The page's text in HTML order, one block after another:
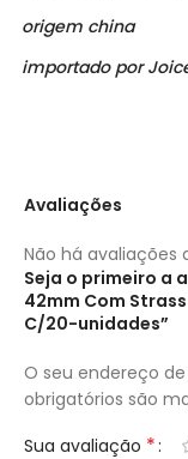
origem china
importado por
Avaliações
Não há avaliações
Seja o primeiro a
42mm Com Strass
C/20-unidades”
O seu endereço
obrigatórios são
Sua avaliação *